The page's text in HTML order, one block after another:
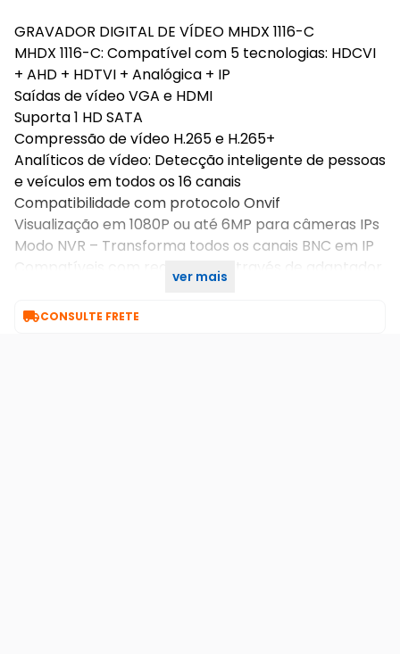
GRAVADOR DIGITAL DE VÍDEO MHDX 1116-C
MHDX 1116-C: Compatível com 5 tecnologias: HDCVI
+ AHD + HDTVI + Analógica + IP
Saídas de vídeo VGA e HDMI
Suporta 1 HD SATA
Compressão de vídeo H.265 e H.265+
Analíticos de vídeo: Detecção inteligente de pessoas
e veículos em todos os 16 canais
Compatibilidade com protocolo Onvif
Visualização em 1080P ou até 6MP para câmeras IPs
Modo NVR – Transforma todos os canais BNC em IP
Compatíveis com redes Wi-Fi através de adaptador
ver mais
CONSULTE FRETE